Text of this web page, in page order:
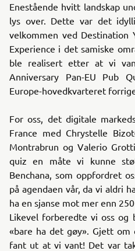
Enestående hvitt landskap
lys over. Dette var det
velkommen ved Destination
Experience i det samiske
ble realisert etter at vi
Anniversary Pan-EU Pub
Europe-hovedkvarteret
For oss, det digitale
France med Chrystelle
Montrabrun og Valerio
quiz en måte vi kunne
Benchana, som oppfordret
på agendaen vår, da vi aldri
ha en sjanse mot mer enn
Likevel forberedte vi oss og
«bare ha det gøy». Gjett om
fant ut at vi vant! Det var